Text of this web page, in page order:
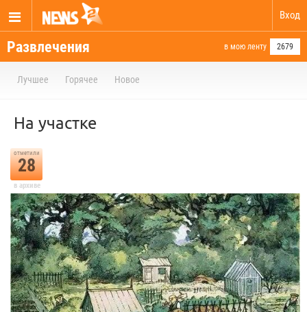
Вход
Развлечения в мою ленту 2679
Лучшее Горячее Новое
На участке
отметили
28
в архиве